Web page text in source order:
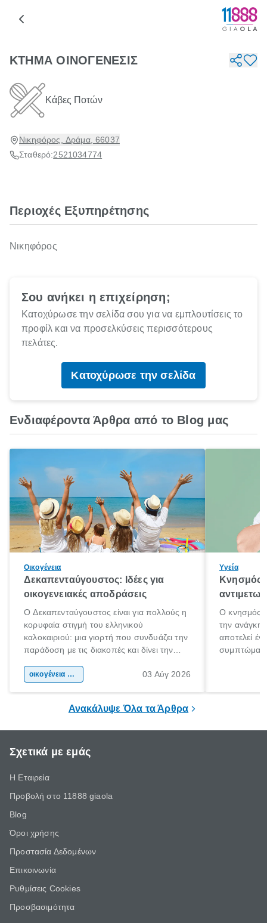
ΚΤΗΜΑ ΟΙΝΟΓΕΝΕΣΙΣ
Κάβες Ποτών
Νικηφόρος, Δράμα, 66037
Σταθερό:2521034774
Περιοχές Εξυπηρέτησης
Νικηφόρος
Σου ανήκει η επιχείρηση;
Κατοχύρωσε την σελίδα σου για να εμπλουτίσεις το
προφίλ και να προσελκύσεις περισσότερους
πελάτες.
Κατοχύρωσε την σελίδα
Ενδιαφέροντα Άρθρα από το Blog μας
Οικογένεια
Δεκαπενταύγουστος: Ιδέες για
οικογενειακές αποδράσεις
Ο Δεκαπενταύγουστος είναι για πολλούς η
κορυφαία στιγμή του ελληνικού
καλοκαιριού: μια γιορτή που συνδυάζει την
παράδοση με τις διακοπές και δίνει την
χώρας. Είτε πρόκειται για λίγες μέρες
οικογένεια & παιδί 03 Αύγ 2026
Υγεία
Κνησμός:
Ο κνησμός
την ανάγκη
αποτελεί
Ανακάλυψε Όλα τα Άρθρα
Σχετικά με εμάς
Η Εταιρεία
Προβολή στο 11888 giaola
Blog
Όροι χρήσης
Προστασία Δεδομένων
Επικοινωνία
Ρυθμίσεις Cookies
Προσβασιμότητα